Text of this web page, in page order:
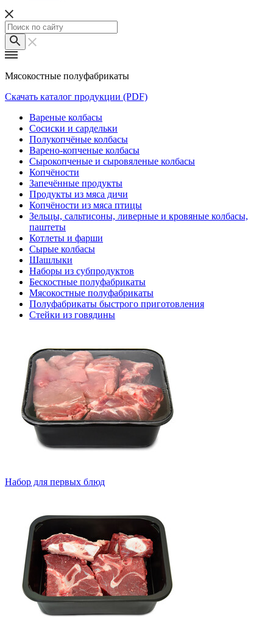
Мясокостные полуфабрикаты
Скачать каталог продукции (PDF)
Вареные колбасы
Сосиски и сардельки
Полукопчёные колбасы
Варено-копченые колбасы
Сырокопченые и сыровяленые колбасы
Копчёности
Запечённые продукты
Продукты из мяса дичи
Копчёности из мяса птицы
Зельцы, сальтисоны, ливерные и кровяные колбасы,
паштеты
Котлеты и фарши
Сырые колбасы
Шашлыки
Наборы из субпродуктов
Бескостные полуфабрикаты
Мясокостные полуфабрикаты
Полуфабрикаты быстрого приготовления
Стейки из говядины
Набор для первых блюд